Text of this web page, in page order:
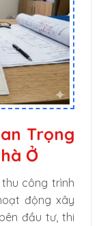
Trọng
Ở
công trình
động xây
đầu tư, thi